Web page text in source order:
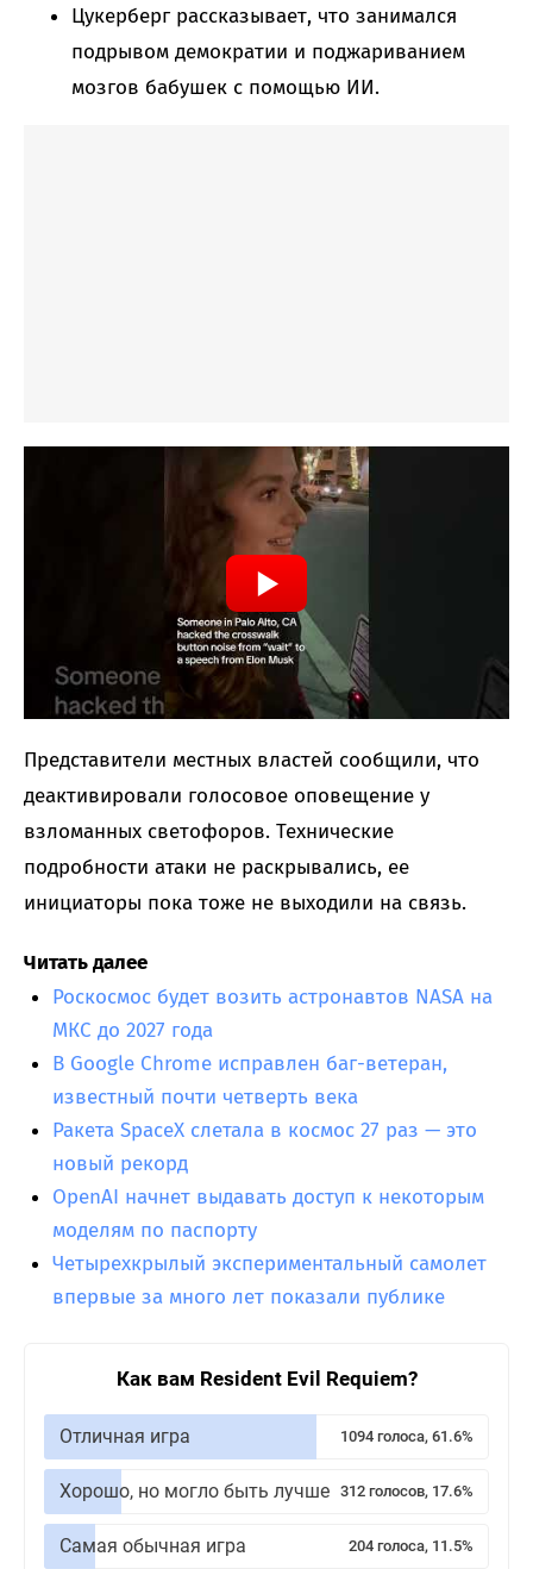
Цукерберг рассказывает, что занимался
подрывом демократии и поджариванием
мозгов бабушек с помощью ИИ.
Представители местных властей сообщили, что
деактивировали голосовое оповещение у
взломанных светофоров. Технические
подробности атаки не раскрывались, ее
инициаторы пока тоже не выходили на связь.
Читать далее
Роскосмос будет возить астронавтов NASA на
МКС до 2027 года
В Google Chrome исправлен баг-ветеран,
известный почти четверть века
Ракета SpaceX слетала в космос 27 раз — это
новый рекорд
OpenAI начнет выдавать доступ к некоторым
моделям по паспорту
Четырехкрылый экспериментальный самолет
впервые за много лет показали публике
Как вам Resident Evil Requiem?
Отличная игра 1094 голоса, 61.6%
Хорошо, но могло быть лучше 312 голосов, 17.6%
Самая обычная игра 204 голоса, 11.5%